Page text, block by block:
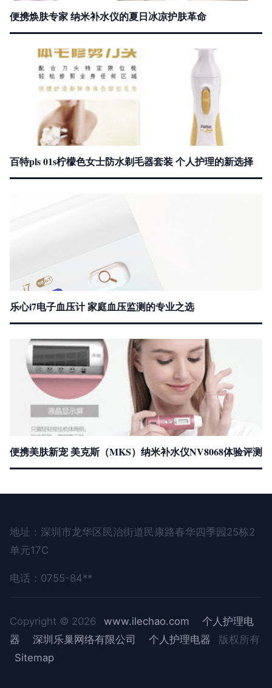
便携焕肤专家 纳米补水仪的夏日冰凉护肤革命
百特pls 01s柠檬色女士防水剃毛器套装 个人护理的新选择
乐心i7电子血压计 家庭血压监测的专业之选
便携美肤新宠 美克斯（MKS）纳米补水仪NV8068体验评测
地址：深圳市龙华区民治街道民康路春华四季园25栋2
单元17C
电话：0755-84**
Copyright © 2026 www.ilechao.com
个人护理电
器
深圳乐巢网络有限公司 个人护理电器
版权所有
Sitemap